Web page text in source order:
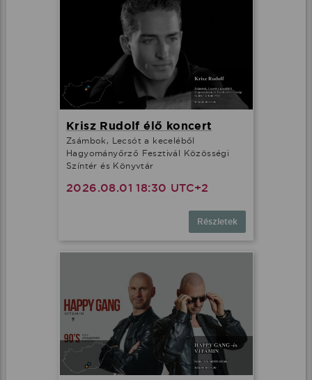
Krisz Rudolf élő koncert
Zsámbok, Lecsót a keceléből
Hagyományőrző Fesztivál Közösségi
Színtér és Könyvtár
2026.08.01 18:30 UTC+2
Részletek